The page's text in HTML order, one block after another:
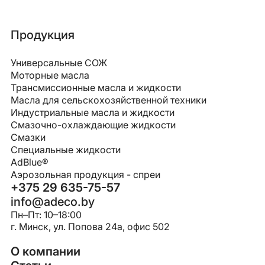
Продукция
Универсальные СОЖ
Моторные масла
Трансмиссионные масла и жидкости
Масла для сельскохозяйственной техники
Индустриальные масла и жидкости
Смазочно-охлаждающие жидкости
Смазки
Специальные жидкости
AdBlue®
Аэрозольная продукция - спреи
+375 29 635-75-57
info@adeco.by
Пн–Пт: 10–18:00
г. Минск, ул. Попова 24a, офис 502
О компании